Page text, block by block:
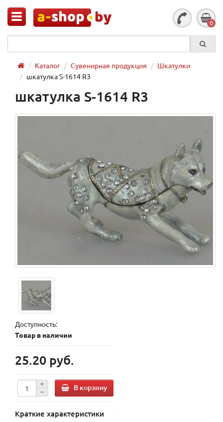
0
Каталог Сувенирная продукция
Шкатулки
шкатулка S-1614 R3
шкатулка S-1614 R3
Доступность:
Товар в наличии
25.20 руб.
В корзину
Краткие характеристики